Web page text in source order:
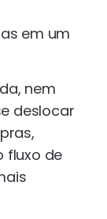
em um
nem
deslocar
fluxo de